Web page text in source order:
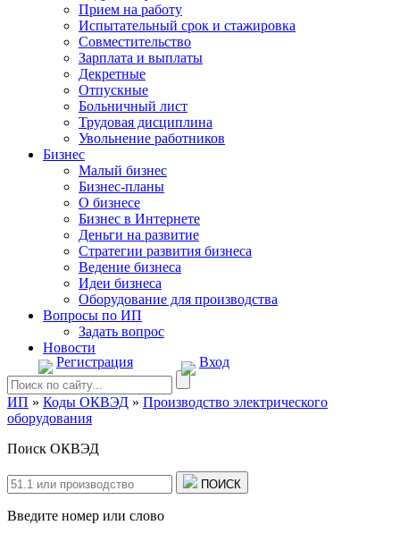
Прием на работу
Испытательный срок и стажировка
Совместительство
Зарплата и выплаты
Декретные
Отпускные
Больничный лист
Трудовая дисциплина
Увольнение работников
Бизнес
Малый бизнес
Бизнес-планы
О бизнесе
Бизнес в Интернете
Деньги на развитие
Стратегии развития бизнеса
Ведение бизнеса
Идеи бизнеса
Оборудование для производства
Вопросы по ИП
Задать вопрос
Новости
Регистрация
Вход
ИП » Коды ОКВЭД » Производство электрического
оборудования
Поиск ОКВЭД
ПОИСК
Введите номер или слово